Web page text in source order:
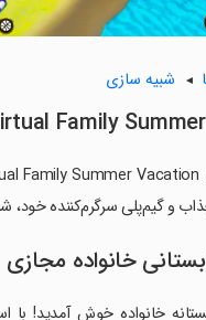
شبیه سازی
Family
و گیم‌پلی سرگرم‌کننده خود،
خانواده مجازی
خانواده خوش آمدید! با